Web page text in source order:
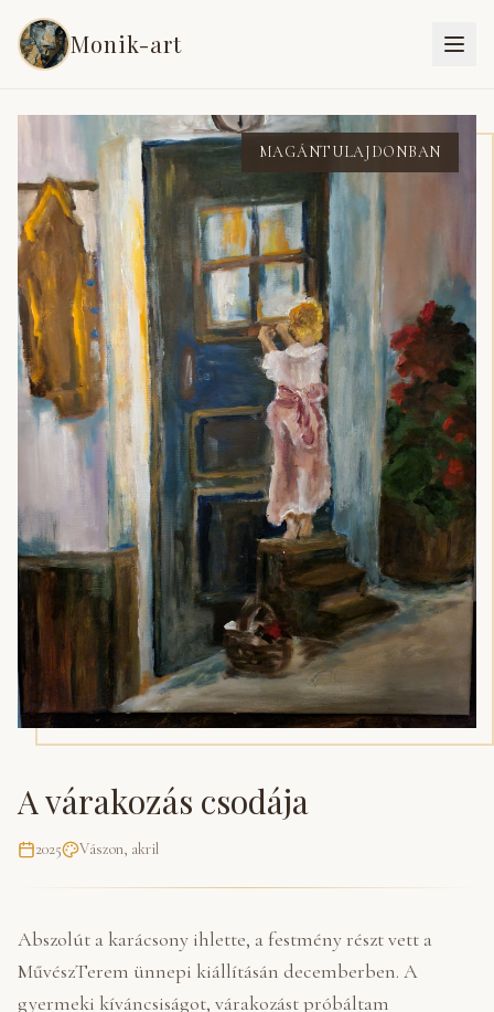
Monik-art
Vissza a festményekhez
MAGÁNTULAJDONBAN
A várakozás csodája
2025 Vászon, akril
Abszolút a karácsony ihlette, a festmény részt vett a
MűvészTerem ünnepi kiállításán decemberben. A
gyermeki kíváncsiságot, várakozást próbáltam